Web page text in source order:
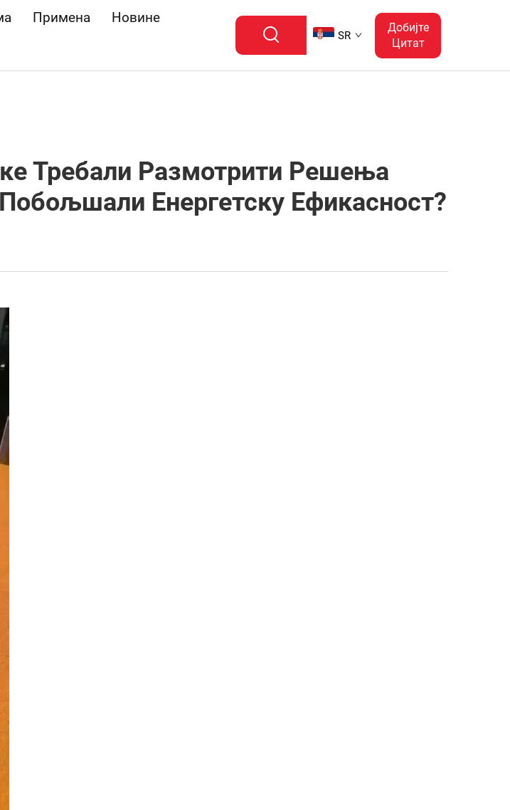
Примена Новине
SR
Добијте
Цитат
Требали Размотрити Решења
Енергетску Ефикасност?